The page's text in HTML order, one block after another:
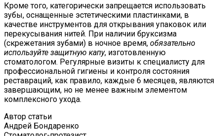
Кроме того, категорически запрещается использовать
зубы, оснащенные эстетическими пластинками, в
качестве инструментов для открывания упаковок или
перекусывания нитей. При наличии бруксизма
(скрежетания зубами) в ночное время, обязательно
используйте защитную капу, изготовленную
стоматологом. Регулярные визиты к специалисту для
профессиональной гигиены и контроля состояния
реставраций, как правило, каждые 6 месяцев, являются
завершающим, но не менее важным элементом
комплексного ухода.
Автор статьи
Андрей Бондаренко